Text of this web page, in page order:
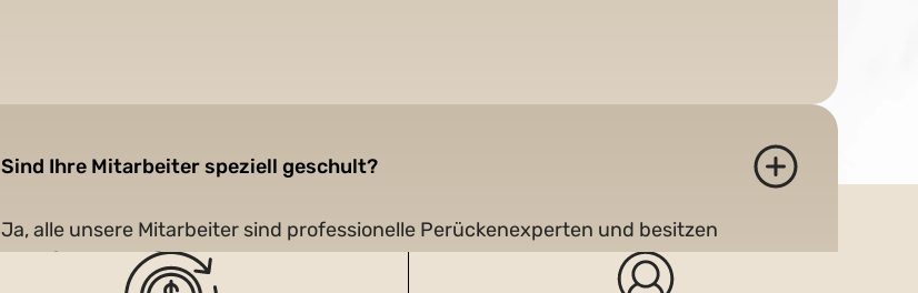
Sind Ihre Mitarbeiter speziell geschult?
Ja, alle unsere Mitarbeiter sind professionelle Perückenexperten und besitzen
mehrfache Zertifizierungen, um Ihnen mit höchster Fachkompetenz zur Seite zu